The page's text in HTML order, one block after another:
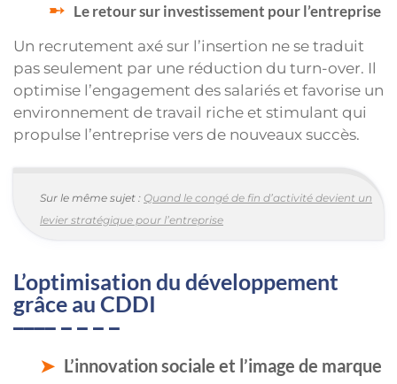
Le retour sur investissement pour l’entreprise
Un recrutement axé sur l’insertion ne se traduit
pas seulement par une réduction du turn-over. Il
optimise l’engagement des salariés et favorise un
environnement de travail riche et stimulant qui
propulse l’entreprise vers de nouveaux succès.
Sur le même sujet : Quand le congé de fin d’activité devient un
levier stratégique pour l’entreprise
L’optimisation du développement
grâce au CDDI
L’innovation sociale et l’image de marque